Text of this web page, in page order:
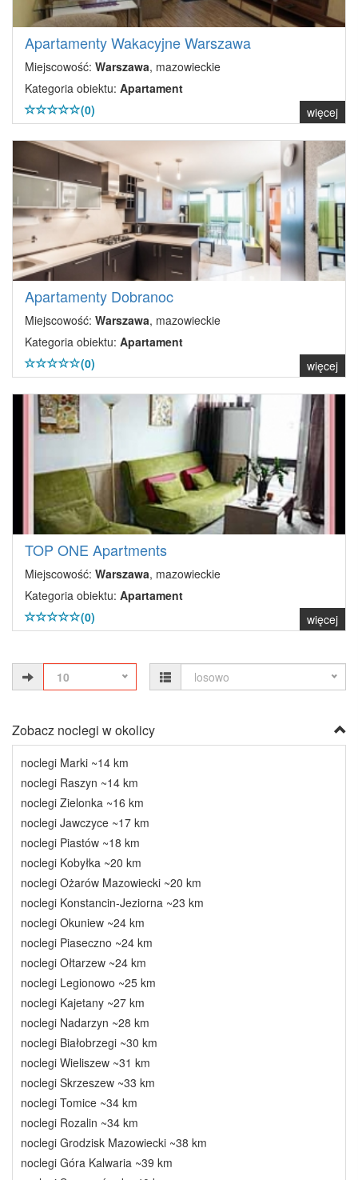
Apartamenty Wakacyjne Warszawa
Miejscowość: Warszawa, mazowieckie
Kategoria obiektu: Apartament
(0)
więcej
Apartamenty Dobranoc
Miejscowość: Warszawa, mazowieckie
Kategoria obiektu: Apartament
(0)
więcej
TOP ONE Apartments
Miejscowość: Warszawa, mazowieckie
Kategoria obiektu: Apartament
(0)
więcej
10 losowo
Zobacz noclegi w okolicy
noclegi Marki ~14 km
noclegi Raszyn ~14 km
noclegi Zielonka ~16 km
noclegi Jawczyce ~17 km
noclegi Piastów ~18 km
noclegi Kobyłka ~20 km
noclegi Ożarów Mazowiecki ~20 km
noclegi Konstancin-Jeziorna ~23 km
noclegi Okuniew ~24 km
noclegi Piaseczno ~24 km
noclegi Ołtarzew ~24 km
noclegi Legionowo ~25 km
noclegi Kajetany ~27 km
noclegi Nadarzyn ~28 km
noclegi Białobrzegi ~30 km
noclegi Wieliszew ~31 km
noclegi Skrzeszew ~33 km
noclegi Tomice ~34 km
noclegi Rozalin ~34 km
noclegi Grodzisk Mazowiecki ~38 km
noclegi Góra Kalwaria ~39 km